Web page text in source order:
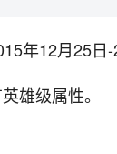
年12月25日-
雄级属性。